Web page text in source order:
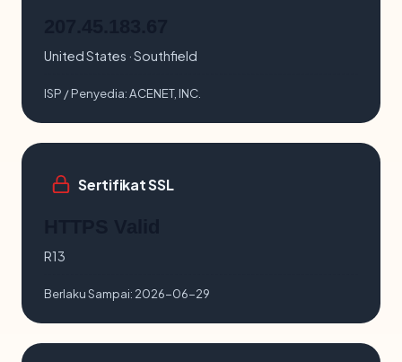
United States · Southfield
ISP / Penyedia:ACENET, INC.
Sertifikat SSL
R13
Berlaku Sampai: 2026-06-29